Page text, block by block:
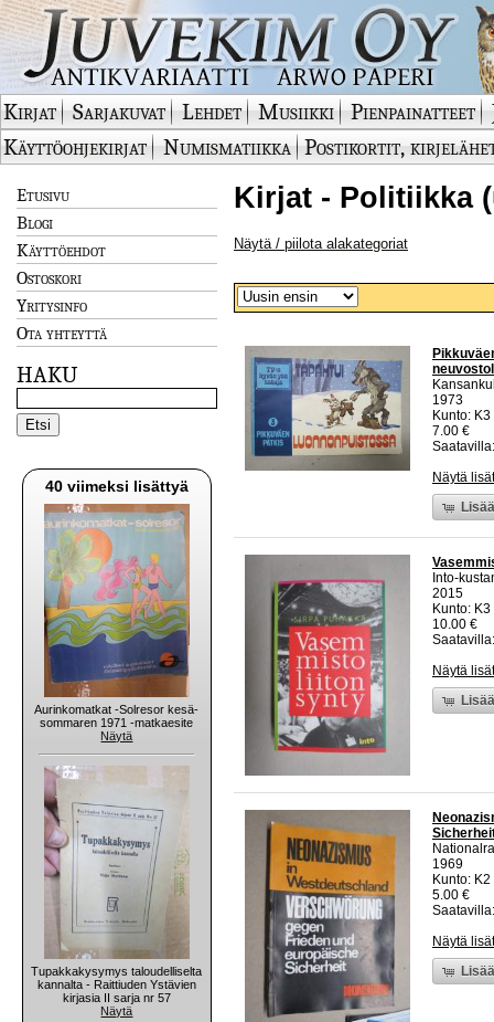
Kirjat Sarjakuvat Lehdet Musiikki Pienpainatteet
Käyttöohjekirjat
Numismatiikka Postikortit,
Etusivu
Blogi
Käyttöehdot
Ostoskori
Yritysinfo
Ota yhteyttä
HAKU
40 viimeksi lisättyä
Aurinkomatkat -Solresor kesä-
sommaren 1971 -matkaesite
Näytä
Tupakkakysymys taloudelliselta
kannalta - Raittiuden Ystävien
kirjasia II sarja nr 57
Näytä
Kirjat - Politiikka
Näytä / piilota alakategoriat
1973
Kunto:
7.00 €
Näytä
Into-
2015
Kunto:
10.00 €
Näytä
1969
Kunto:
5.00 €
Näytä